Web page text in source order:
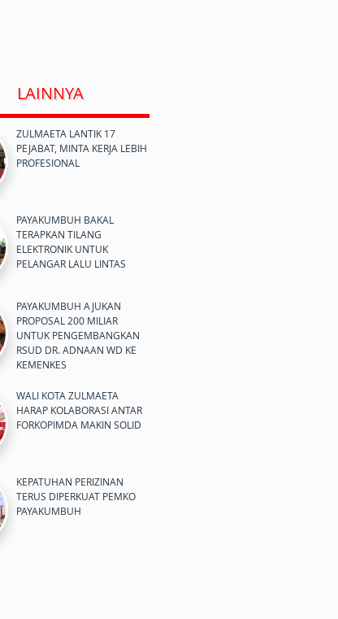
LAINNYA
ZULMAETA LANTIK 17
PEJABAT, MINTA KERJA LEBIH
PROFESIONAL
PAYAKUMBUH BAKAL
TERAPKAN TILANG
ELEKTRONIK UNTUK
PELANGAR LALU LINTAS
PAYAKUMBUH AJUKAN
PROPOSAL 200 MILIAR
UNTUK PENGEMBANGKAN
RSUD DR. ADNAAN WD KE
KEMENKES
WALI KOTA ZULMAETA
HARAP KOLABORASI ANTAR
FORKOPIMDA MAKIN SOLID
KEPATUHAN PERIZINAN
TERUS DIPERKUAT PEMKO
PAYAKUMBUH